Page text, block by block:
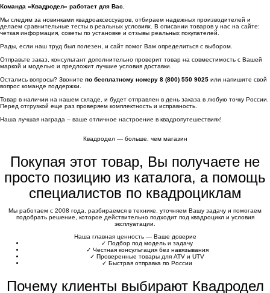
Команда «Квадродел» работает для Вас.
Мы следим за новинками квадроаксессуаров, отбираем надежных производителей и
делаем сравнительные тесты в реальных условиях. В описании товаров у нас на сайте:
четкая информация, советы по установке и отзывы реальных покупателей.
Рады, если наш труд был полезен, и сайт помог Вам определиться с выбором.
Отправьте заказ, консультант дополнительно проверит товар на совместимость с Вашей
маркой и моделью и предложит лучшие условия доставки.
Остались вопросы? Звоните по бесплатному номеру 8 (800) 550 9025 или напишите свой
вопрос команде поддержки.
Товар в наличии на нашем складе, и будет отправлен в день заказа в любую точку России.
Перед отгрузкой еще раз проверяем комплектность и исправность.
Наша лучшая награда – ваше отличное настроение в квадропутешествиях!
Квадродел — больше, чем магазин
Покупая этот товар, Вы получаете не
просто позицию из каталога, а помощь
специалистов по квадроциклам
Мы работаем с 2008 года, разбираемся в технике, уточняем Вашу задачу и помогаем
подобрать решение, которое действительно подходит под квадроцикл и условия
эксплуатации.
Наша главная ценность — Ваше доверие
✓ Подбор под модель и задачу
✓ Честная консультация без навязывания
✓ Проверенные товары для ATV и UTV
✓ Быстрая отправка по России
Почему клиенты выбирают Квадродел